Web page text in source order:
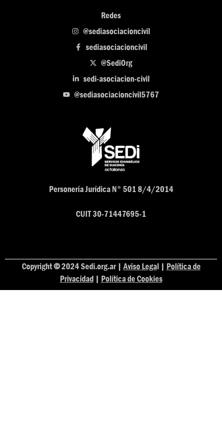
Redes
@sediasociacioncivil
sediasociacioncivil
@SediOrg
sedi-asociacion-civil
@sediasociacioncivil5767
Personería Jurídica N° 501 8/4/2014
CUIT 30-71447695-1
Copyright©2024 Sedi.org.ar |Aviso Legal | Política de
Privacidad| Política de Cookies